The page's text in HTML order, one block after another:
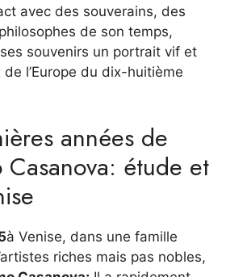
avec des souverains, des
de son temps,
souvenirs un portrait vif et
l’Europe du dix-huitième
années de
Casanova: étude et
à Venise, dans une famille
riches mais pas nobles,